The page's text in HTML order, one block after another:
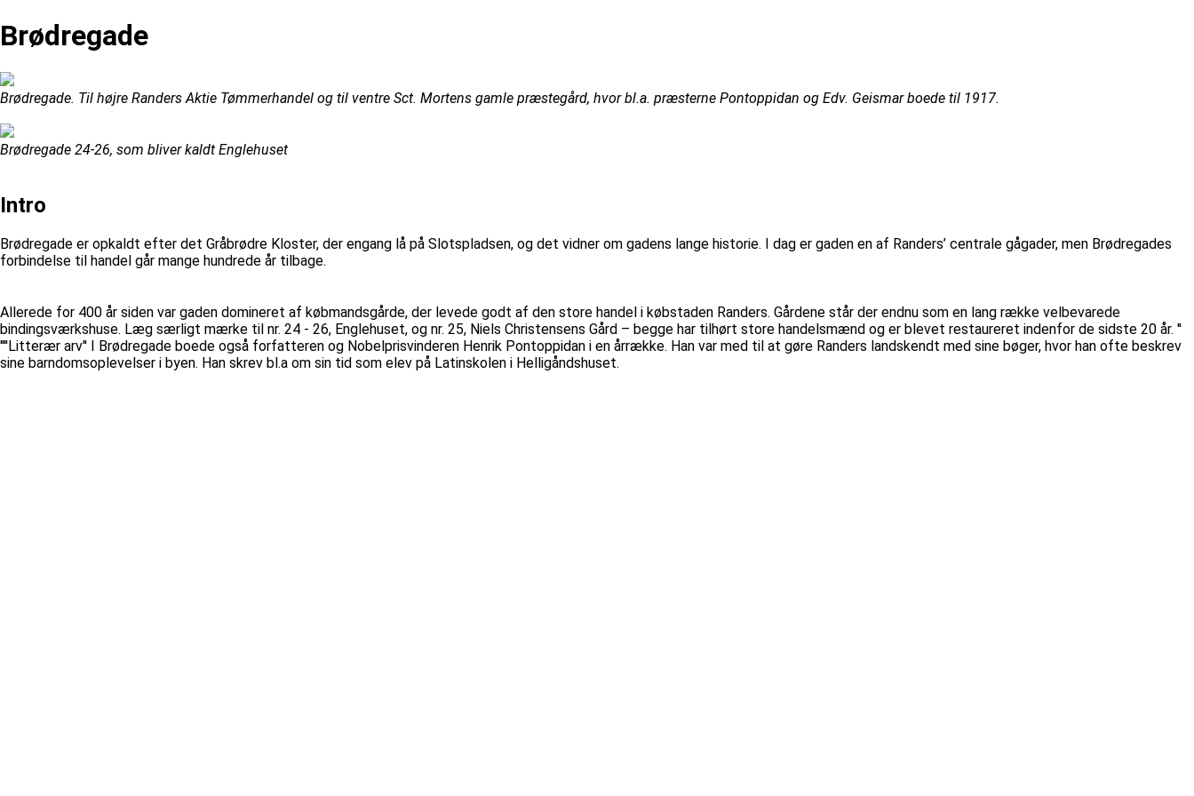
Brødregade
Brødregade. Til højre Randers Aktie Tømmerhandel og til ventre Sct. Mortens gamle præstegård, hvor bl.a. præsterne Pontoppidan og Edv. Geismar boede til 1917.
Brødregade 24-26, som bliver kaldt Englehuset
Intro
Brødregade er opkaldt efter det Gråbrødre Kloster, der engang lå på Slotspladsen, og det vidner om gadens lange historie. I dag er gaden en af Randers’ centrale gågader, men Brødregades
forbindelse til handel går mange hundrede år tilbage.
Allerede for 400 år siden var gaden domineret af købmandsgårde, der levede godt af den store handel i købstaden Randers. Gårdene står der endnu som en lang række velbevarede
bindingsværkshuse. Læg særligt mærke til nr. 24 - 26, Englehuset, og nr. 25, Niels Christensens Gård – begge har tilhørt store handelsmænd og er blevet restaureret indenfor de sidste 20 år. ''
''''Litterær arv'' I Brødregade boede også forfatteren og Nobelprisvinderen Henrik Pontoppidan i en årrække. Han var med til at gøre Randers landskendt med sine bøger, hvor han ofte beskrev
sine barndomsoplevelser i byen. Han skrev bl.a om sin tid som elev på Latinskolen i Helligåndshuset.